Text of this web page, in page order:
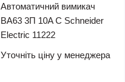
Автоматичний вимикач
ВА63 3П 10A C Schneider
Electric 11222
Уточніть ціну у менеджера